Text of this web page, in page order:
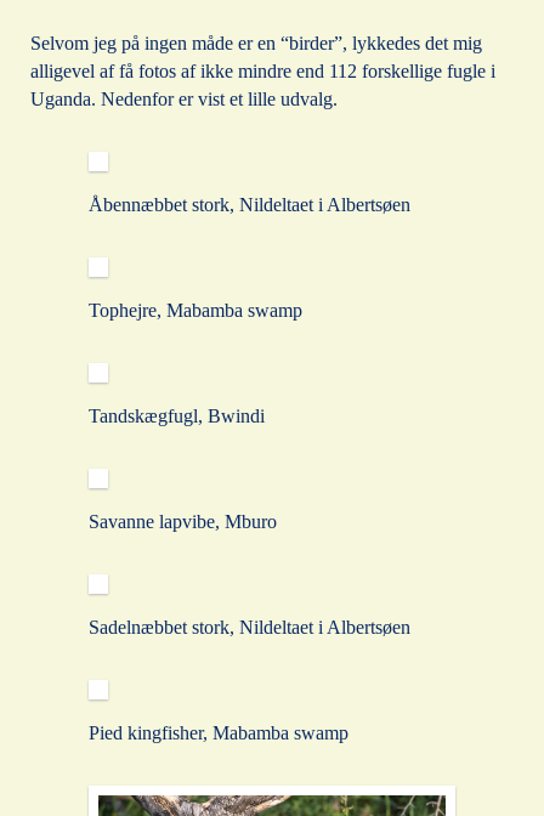
Selvom jeg på ingen måde er en “birder”, lykkedes det mig
alligevel af få fotos af ikke mindre end 112 forskellige fugle i
Uganda. Nedenfor er vist et lille udvalg.
Åbennæbbet stork, Nildeltaet i Albertsøen
Tophejre, Mabamba swamp
Tandskægfugl, Bwindi
Savanne lapvibe, Mburo
Sadelnæbbet stork, Nildeltaet i Albertsøen
Pied kingfisher, Mabamba swamp